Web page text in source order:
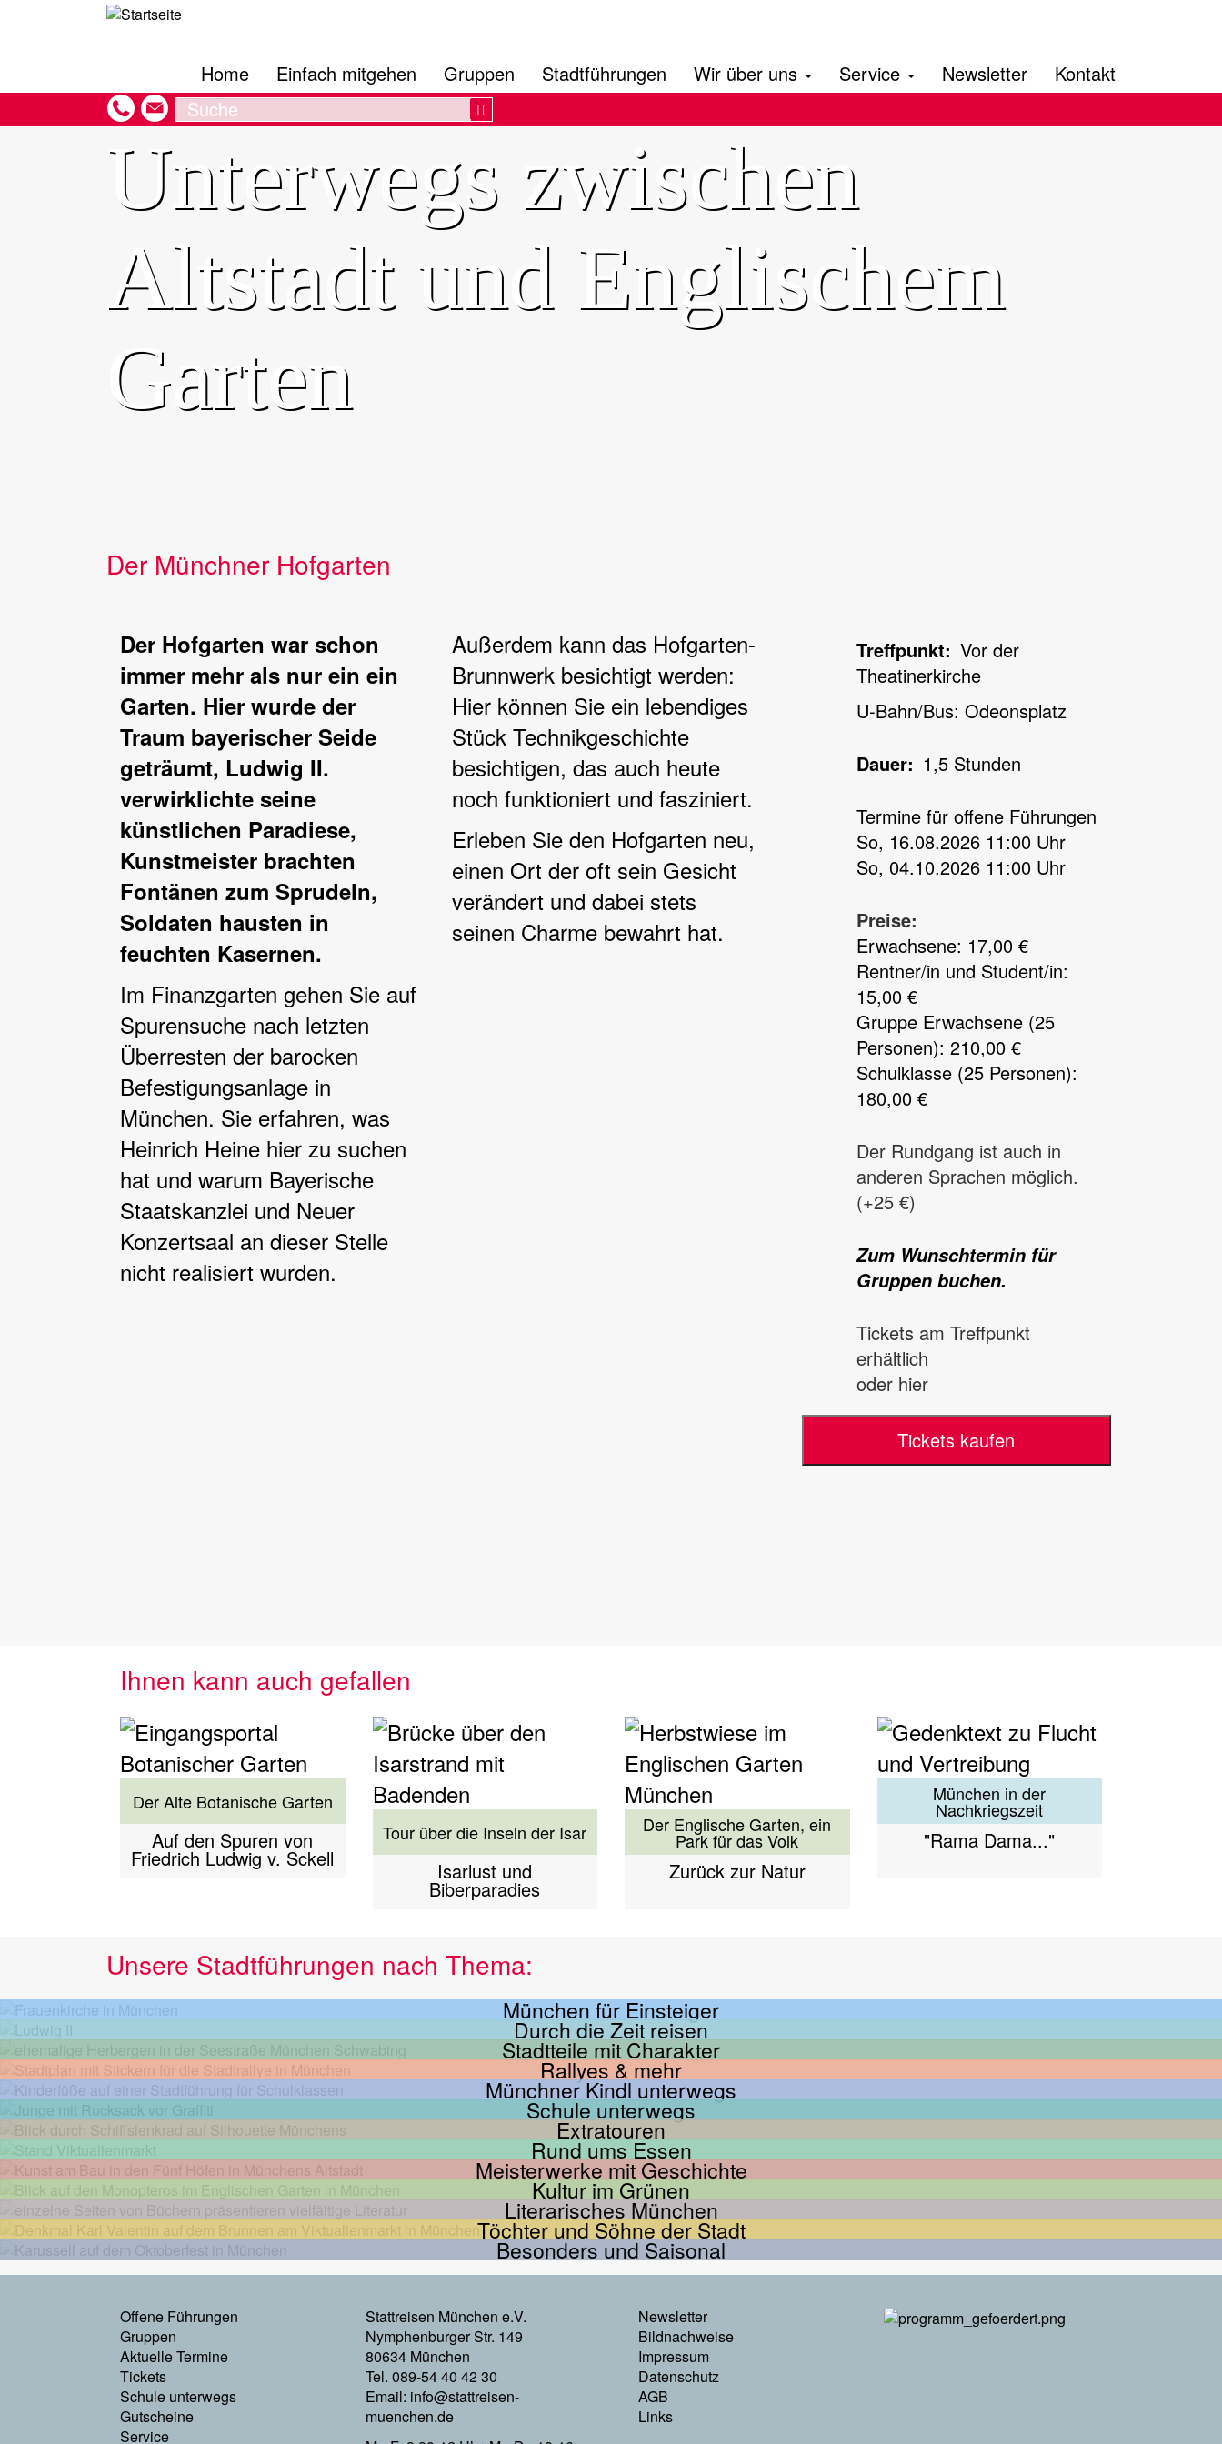
Hauptnavigation
Home Einfach mitgehen Gruppen Stadtführungen Wir über uns Service Newsletter Kontakt
Search Search
Unterwegs zwischen
Altstadt und Englischem
Garten
Der Münchner Hofgarten
Der Hofgarten war schon
immer mehr als nur ein ein
Garten. Hier wurde der
Traum bayerischer Seide
geträumt, Ludwig II.
verwirklichte seine
künstlichen Paradiese,
Kunstmeister brachten
Fontänen zum Sprudeln,
Soldaten hausten in
feuchten Kasernen.
Im Finanzgarten gehen Sie auf
Spurensuche nach letzten
Überresten der barocken
Befestigungsanlage in
München. Sie erfahren, was
Heinrich Heine hier zu suchen
hat und warum Bayerische
Staatskanzlei und Neuer
Konzertsaal an dieser Stelle
nicht realisiert wurden.
Außerdem kann das Hofgarten-
Brunnwerk besichtigt werden:
Hier können Sie ein lebendiges
Stück Technikgeschichte
besichtigen, das auch heute
noch funktioniert und fasziniert.
Erleben Sie den Hofgarten neu,
einen Ort der oft sein Gesicht
verändert und dabei stets
seinen Charme bewahrt hat.
Treffpunkt
Vor der
Theatinerkirche
U-Bahn/Bus: Odeonsplatz
Dauer
1,5 Stunden
Termine für offene Führungen
So, 16.08.2026 11:00 Uhr
So, 04.10.2026 11:00 Uhr
Preise:
Erwachsene: 17,00 €
Rentner/in und Student/in:
15,00 €
Gruppe Erwachsene (25
Personen): 210,00 €
Schulklasse (25 Personen):
180,00 €
Der Rundgang ist auch in
anderen Sprachen möglich.
(+25 €)
Zum Wunschtermin für
Gruppen buchen.
Tickets am Treffpunkt
erhältlich
oder hier
Tickets kaufen
Ihnen kann auch gefallen
Der Alte Botanische Garten
Auf den Spuren von
Friedrich Ludwig v. Sckell
Tour über die Inseln der Isar
Isarlust und
Biberparadies
Der Englische Garten, ein
Park für das Volk
Zurück zur Natur
München in der
Nachkriegszeit
"Rama Dama..."
Unsere Stadtführungen nach Thema:
München für Einsteiger
Durch die Zeit reisen
Stadtteile mit Charakter
Rallyes & mehr
Münchner Kindl unterwegs
Schule unterwegs
Extratouren
Rund ums Essen
Meisterwerke mit Geschichte
Kultur im Grünen
Literarisches München
Töchter und Söhne der Stadt
Besonders und Saisonal
Footermenu
Links
Offene Führungen
Gruppen
Aktuelle Termine
Tickets
Schule unterwegs
Gutscheine
Service
Stattreisen München e.V.
Nymphenburger Str. 149
80634 München
Tel. 089-54 40 42 30
Email: info@stattreisen-
muenchen.de
Footer
Menu
Rechts
Newsletter
Bildnachweise
Impressum
Datenschutz
AGB
Links